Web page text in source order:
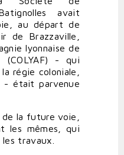
avait
au départ de
de Brazzaville,
lyonnaise de
(COLYAF) - qui
régie coloniale,
- était parvenue
la future voie,
les mêmes, qui
travaux.